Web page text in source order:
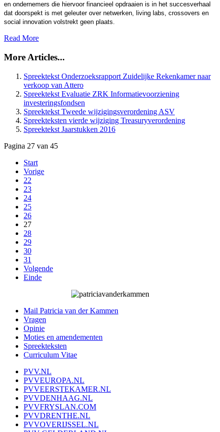
en ondernemers die hiervoor financieel opdraaien is in het succesverhaal
dat doorspekt is met geleuter over netwerken, living labs, crossovers en
social innovation volstrekt geen plaats.
Read More
More Articles...
Spreektekst Onderzoeksrapport Zuidelijke Rekenkamer naar
verkoop van Attero
Spreektekst Evaluatie ZRK Informatievoorziening
investeringsfondsen
Spreektekst Tweede wijzigingsverordening ASV
Spreekteksten vierde wijziging Treasuryverordening
Spreektekst Jaarstukken 2016
Pagina 27 van 45
Start
Vorige
22
23
24
25
26
27
28
29
30
31
Volgende
Einde
Mail Patricia van der Kammen
Vragen
Opinie
Moties en amendementen
Spreekteksten
Curriculum Vitae
PVV.NL
PVVEUROPA.NL
PVVEERSTEKAMER.NL
PVVDENHAAG.NL
PVVFRYSLAN.COM
PVVDRENTHE.NL
PVVOVERIJSSEL.NL